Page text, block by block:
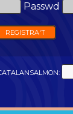
Passwd
REGISTRA'T